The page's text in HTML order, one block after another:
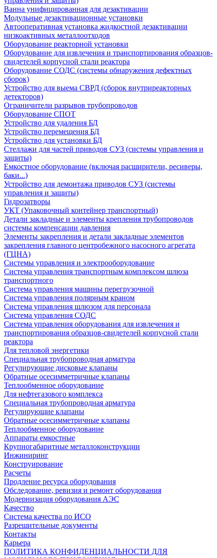
Ванна унифицированная для дезактивации
Модульные дезактивационные установки
Автооперативная установка жидкостной дезактивации
низкоактивных металлоотходов
Оборудование реакторной установки
Оборудование для извлечения и транспортирования образцов-
свидетелей корпусной стали реактора
Оборудование СОДС (системы обнаружения дефектных
сборок)
Устройство для выема СВРД (сборок внутриреакторных
детекторов)
Ограничители разрывов трубопроводов
Оборудование СПОТ
Устройство для удаления БД
Устройство перемещения БД
Устройство для установки БД
Стеллажи для частей приводов СУЗ (системы управления и
защиты)
Емкостное оборудование (включая расширители, ресиверы,
баки...)
Устройство для демонтажа приводов СУЗ (системы
управления и защиты)
Гидрозатворы
УКТ (Упаковочный контейнер транспортный)
Детали закладные и элементы крепления трубопроводов
системы компенсации давления
Элементы закрепления и детали закладные элементов
закрепления главного центробежного насосного агрегата
(ГЦНА)
Системы управления и электрооборудование
Система управления транспортным комплексом шлюза
транспортного
Система управления машины перегрузочной
Система управления полярным краном
Система управления шлюзом для персонала
Система управления СОДС
Система управления оборудования для извлечения и
транспортирования образцов-свидетелей корпусной стали
реактора
Для тепловой энергетики
Специальная трубопроводная арматура
Регулирующие дисковые клапаны
Обратные осесимметричные клапаны
Теплообменное оборудование
Для нефтегазового комплекса
Специальная трубопроводная арматура
Регулирующие клапаны
Обратные осесимметричные клапаны
Теплообменное оборудование
Аппараты емкостные
Крупногабаритные металлоконструкции
Инжиниринг
Конструирование
Расчеты
Продление ресурса оборудования
Обследование, ревизия и ремонт оборудования
Модернизация оборудования АЭС
Качество
Система качества по ИСО
Разрешительные документы
Контакты
Карьера
ПОЛИТИКА КОНФИДЕНЦИАЛЬНОСТИ ДЛЯ